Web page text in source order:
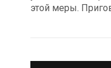
этой меры.